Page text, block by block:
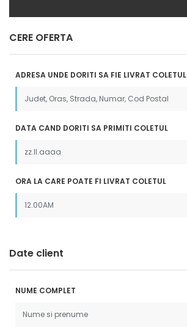
CERE OFERTA
ADRESA UNDE DORITI SA FIE LIVRAT COLETUL
DATA CAND DORITI SA PRIMITI COLETUL
ORA LA CARE POATE FI LIVRAT COLETUL
Date client
NUME COMPLET